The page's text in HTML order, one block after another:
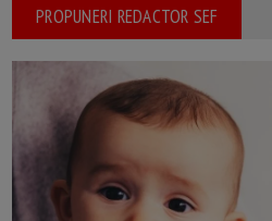
PROPUNERI REDACTOR SEF